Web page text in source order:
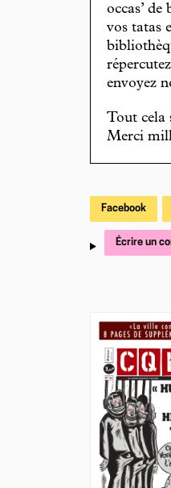
occas’
vos tatas
envoyez
Tout cela
Merci
Facebook
Écrire un